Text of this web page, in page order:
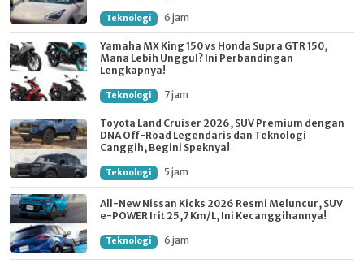
Teknologi 6 jam
Yamaha MX King 150 vs Honda Supra GTR 150,
Mana Lebih Unggul? Ini Perbandingan
Lengkapnya!
Teknologi 7 jam
Toyota Land Cruiser 2026, SUV Premium dengan
DNA Off-Road Legendaris dan Teknologi
Canggih, Begini Speknya!
Teknologi 5 jam
All-New Nissan Kicks 2026 Resmi Meluncur, SUV
e-POWER Irit 25,7 Km/L, Ini Kecanggihannya!
Teknologi 6 jam